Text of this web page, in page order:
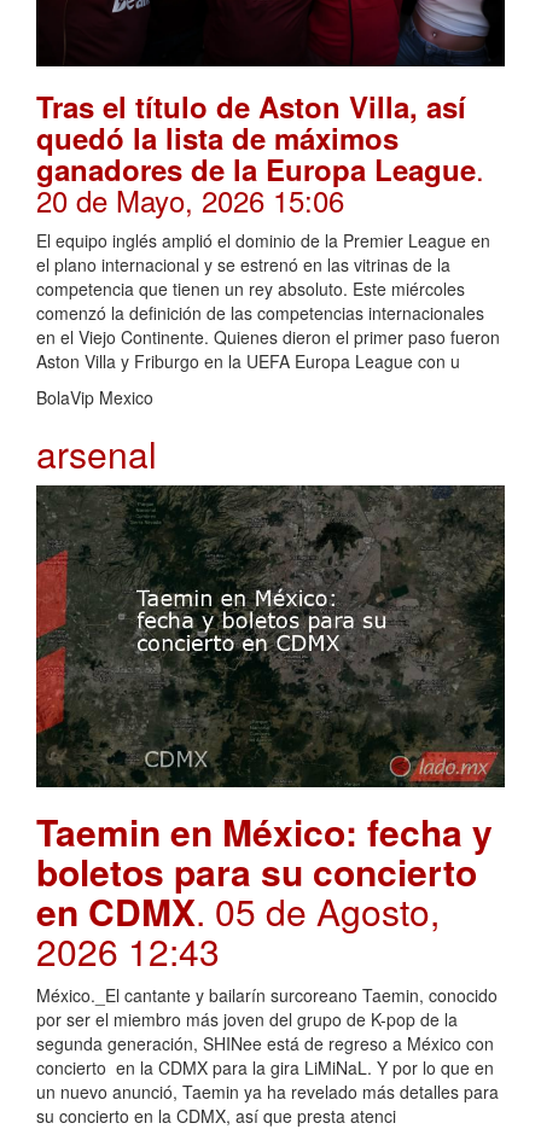
Tras el título de Aston Villa, así
quedó la lista de máximos
ganadores de la Europa League.
20 de Mayo, 2026 15:06
El equipo inglés amplió el dominio de la Premier League en
el plano internacional y se estrenó en las vitrinas de la
competencia que tienen un rey absoluto. Este miércoles
comenzó la definición de las competencias internacionales
en el Viejo Continente. Quienes dieron el primer paso fueron
Aston Villa y Friburgo en la UEFA Europa League con u
BolaVip Mexico
arsenal
Taemin en México: fecha y
boletos para su concierto
en CDMX. 05 de Agosto,
2026 12:43
México._El cantante y bailarín surcoreano Taemin, conocido
por ser el miembro más joven del grupo de K-pop de la
segunda generación, SHINee está de regreso a México con
concierto en la CDMX para la gira LiMiNaL. Y por lo que en
un nuevo anunció, Taemin ya ha revelado más detalles para
su concierto en la CDMX, así que presta atenci